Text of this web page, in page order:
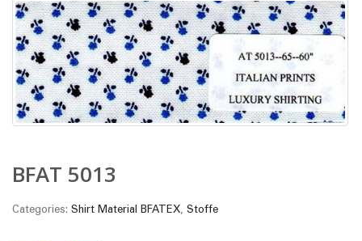
BFAT 5013
Categories: Shirt Material BFATEX, Stoffe